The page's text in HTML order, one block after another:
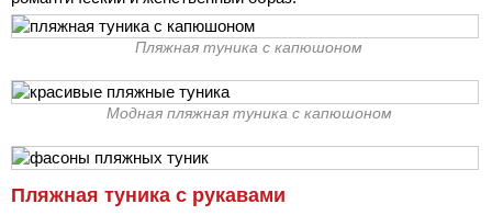
Пляжная туника с капюшоном
Модная пляжная туника с капюшоном
Пляжная туника с рукавами